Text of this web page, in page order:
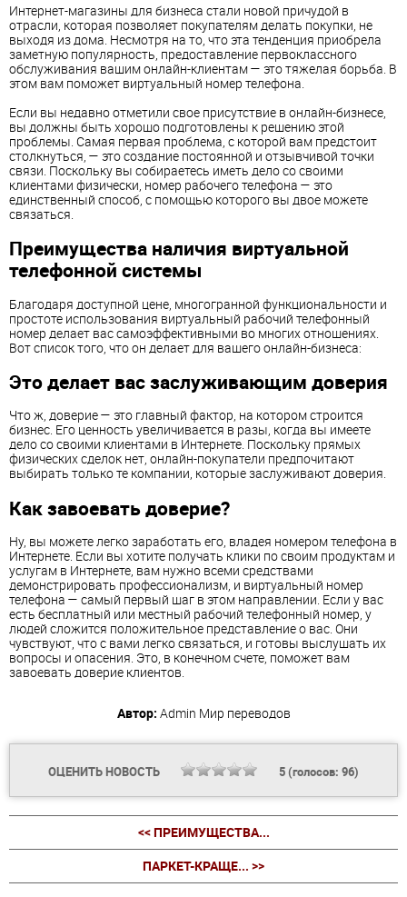
Интернет-магазины для бизнеса стали новой причудой в
отрасли, которая позволяет покупателям делать покупки, не
выходя из дома. Несмотря на то, что эта тенденция приобрела
заметную популярность, предоставление первоклассного
обслуживания вашим онлайн-клиентам — это тяжелая борьба. В
этом вам поможет виртуальный номер телефона.
Если вы недавно отметили свое присутствие в онлайн-бизнесе,
вы должны быть хорошо подготовлены к решению этой
проблемы. Самая первая проблема, с которой вам предстоит
столкнуться, — это создание постоянной и отзывчивой точки
связи. Поскольку вы собираетесь иметь дело со своими
клиентами физически, номер рабочего телефона — это
единственный способ, с помощью которого вы двое можете
связаться.
Преимущества наличия виртуальной
телефонной системы
Благодаря доступной цене, многогранной функциональности и
простоте использования виртуальный рабочий телефонный
номер делает вас самоэффективными во многих отношениях.
Вот список того, что он делает для вашего онлайн-бизнеса:
Это делает вас заслуживающим доверия
Что ж, доверие — это главный фактор, на котором строится
бизнес. Его ценность увеличивается в разы, когда вы имеете
дело со своими клиентами в Интернете. Поскольку прямых
физических сделок нет, онлайн-покупатели предпочитают
выбирать только те компании, которые заслуживают доверия.
Как завоевать доверие?
Ну, вы можете легко заработать его, владея номером телефона в
Интернете. Если вы хотите получать клики по своим продуктам и
услугам в Интернете, вам нужно всеми средствами
демонстрировать профессионализм, и виртуальный номер
телефона — самый первый шаг в этом направлении. Если у вас
есть бесплатный или местный рабочий телефонный номер, у
людей сложится положительное представление о вас. Они
чувствуют, что с вами легко связаться, и готовы выслушать их
вопросы и опасения. Это, в конечном счете, поможет вам
завоевать доверие клиентов.
Автор: Admin Мир переводов
ОЦЕНИТЬ НОВОСТЬ 5(голосов: 96)
<< ПРЕИМУЩЕСТВА...
ПАРКЕТ-КРАЩЕ... >>